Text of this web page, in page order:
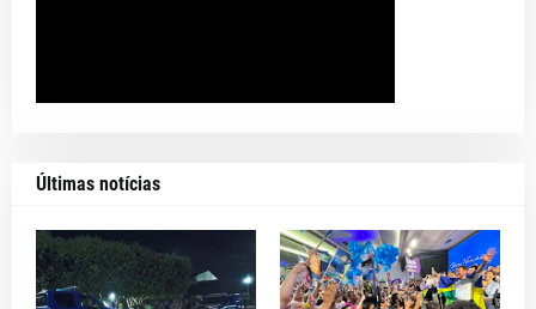
Últimas notícias